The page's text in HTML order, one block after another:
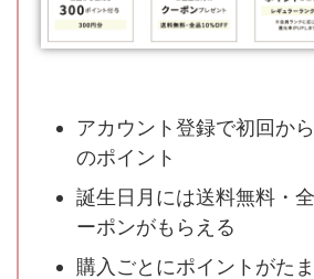
アカウント登録で初回か
のポイント
誕生日月には送料無料・
ーポンがもらえる
購入ごとにポイントがた